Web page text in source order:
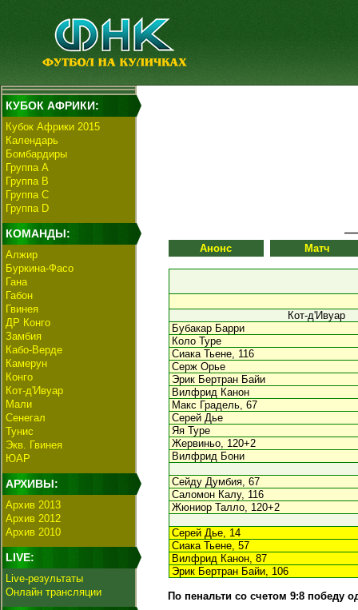
КУБОК АФРИКИ:
Кубок Африки 2015
Календарь
Бомбардиры
Группа А
Группа В
Группа C
Группа D
КОМАНДЫ:
Алжир
Буркина-Фасо
Гана
Габон
Гвинея
ДР Конго
Замбия
Кабо-Верде
Камерун
Конго
Кот-д'Ивуар
Мали
Сенегал
Тунис
Экв. Гвинея
ЮАР
АРХИВЫ:
Архив 2013
Архив 2012
Архив 2010
LIVE:
Live-результаты
Онлайн трансляции
Анонс Матч
Кот-д'Ивуар
Бубакар Барри
Коло Туре
Сиака Тьене, 116
Серж Орье
Эрик Бертран Байи
Вилфрид Канон
Макс Градель, 67
Серей Дье
Яя Туре
Жервиньо, 120+2
Вилфрид Бони
Сейду Думбия, 67
Саломон Калу, 116
Жюниор Талло, 120+2
Серей Дье, 14
Сиака Тьене, 57
Вилфрид Канон, 87
Эрик Бертран Байи, 106
По пенальти со счетом 9:8 победу